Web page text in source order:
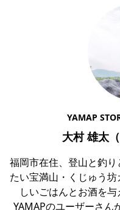
YAMAP
大村 雄太
福岡市在住、登山と釣
たい宝満山・くじゅう
しいごはんとお酒を与
YAMAPのユーザーさん